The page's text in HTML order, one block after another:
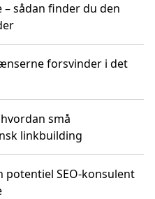
sådan finder du den
forsvinder i det
små
linkbuilding
potentiel SEO-konsulent